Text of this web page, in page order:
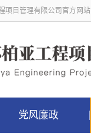
目管理有限公司官方网站
党风廉政